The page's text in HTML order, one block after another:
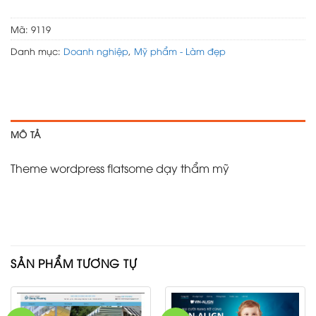
Mã: 9119
Danh mục: Doanh nghiệp, Mỹ phẩm - Làm đẹp
MÔ TẢ
Theme wordpress flatsome dạy thẩm mỹ
SẢN PHẨM TƯƠNG TỰ